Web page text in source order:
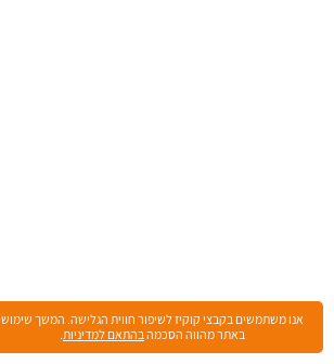
אנו משתמשים בקבצי קוקיז לשיפור חווית הגלישה. המשך שימוש
באתר מהווה הסכמהבהתאם למדיניות.